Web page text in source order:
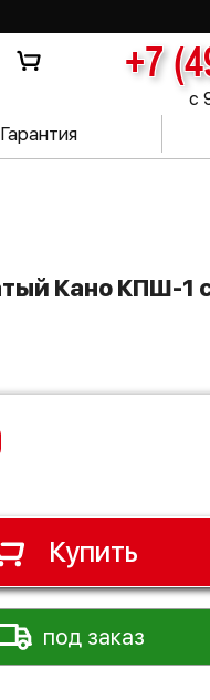
+7
с
Гарантия
Купить
под заказ